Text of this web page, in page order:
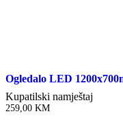
Ogledalo LED
Kupatilski namještaj
259,00 KM